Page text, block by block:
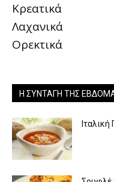
Κρεατικά
Λαχανικά
Ορεκτικά
Η ΣΥΝΤΑΓΉ ΤΗΣ